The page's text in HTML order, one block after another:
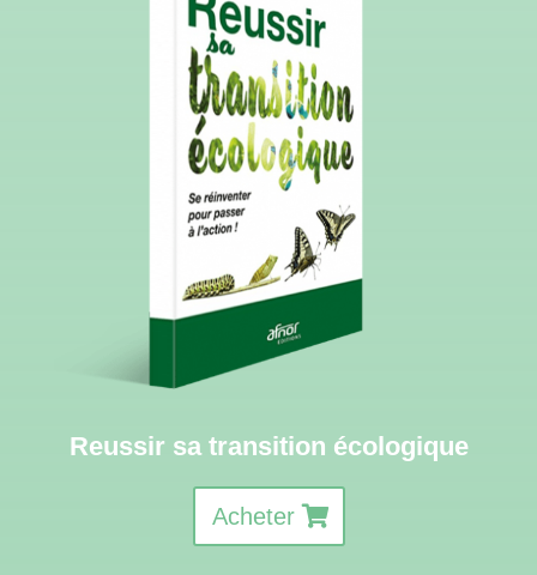
Reussir sa transition écologique
Acheter